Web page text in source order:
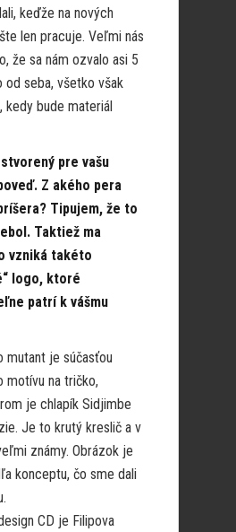
keďže na nových
len pracuje. Veľmi nás
že sa nám ozvalo asi 5
od seba, všetko však
kedy bude materiál
pre vašu
Z akého pera
Tipujem, že to
Taktiež ma
vzniká takéto
logo, ktoré
patrí k vášmu
mutant je súčasťou
motívu na tričko,
je chlapík Sidjimbe
Je to krutý kreslič a v
známy. Obrázok je
konceptu, čo sme dali
CD je Filipova